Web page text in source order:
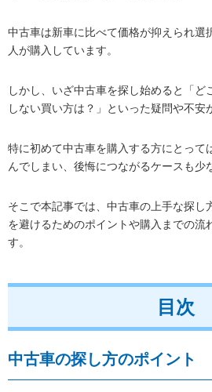
中古車は新車に比べて価格が抑えられ選
人が購入しています。
しかし、いざ中古車を探し始めると「ど
しない買い方は？」といった疑問や不安
特に初めて中古車を購入する方にとって
んでしまい、後悔につながるケースも少
そこで本記事では、中古車の上手な探し
を避けるためのポイントや購入までの流
す。
目次
中古車の探し方のポイント